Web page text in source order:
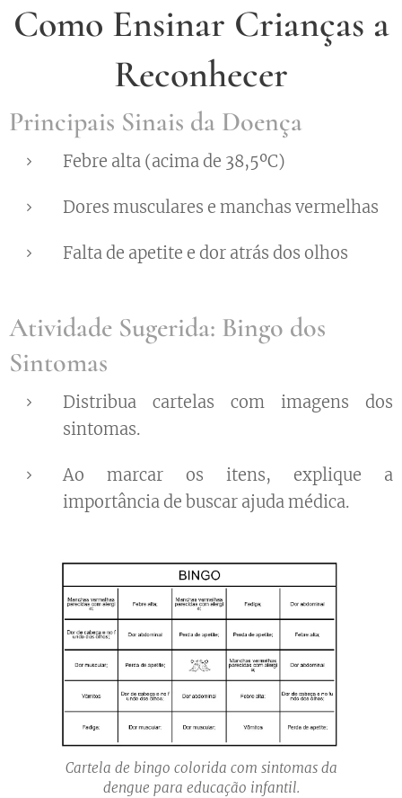
Como Ensinar Crianças a
Reconhecer
Principais Sinais da Doença
Febre alta (acima de 38,5ºC)
Dores musculares e manchas vermelhas
Falta de apetite e dor atrás dos olhos
Atividade Sugerida: Bingo dos
Sintomas
Distribua cartelas com imagens dos
sintomas.
Ao marcar os itens, explique a
importância de buscar ajuda médica.
Cartela de bingo colorida com sintomas da
dengue para educação infantil.